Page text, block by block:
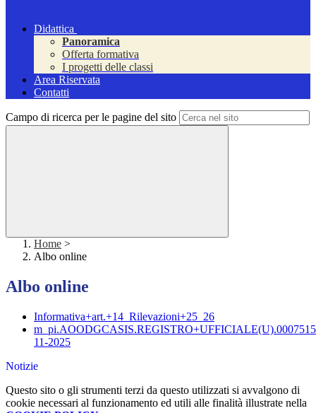
Didattica
Panoramica
Offerta formativa
I progetti delle classi
Area Riservata
Contatti
Campo di ricerca per le pagine del sito
Home >
Albo online
Albo online
Informativa+art.+14_Rilevazioni+25_26
11-2025
Notizie
Questo sito o gli strumenti terzi da questo utilizzati si avvalgono di
cookie necessari al funzionamento ed utili alle finalità illustrate nella